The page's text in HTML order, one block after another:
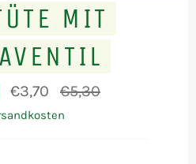
MIT
€3,70
Normaler
Preis
€5,30